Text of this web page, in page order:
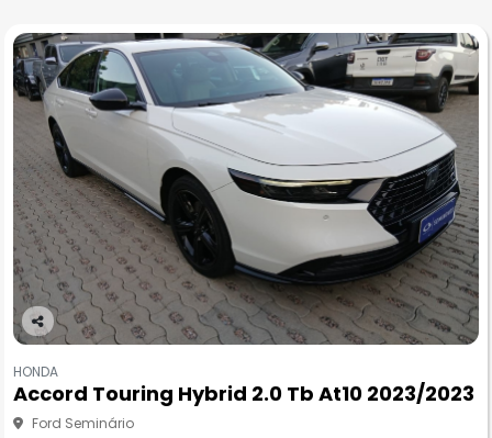
Co
pa
rtil
he
HONDA
Accord Touring Hybrid 2.0 Tb At10 2023/2023
Ford Seminário